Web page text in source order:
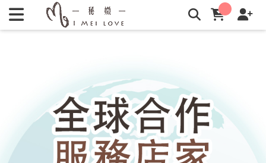
合作服務據點 | 秘媺